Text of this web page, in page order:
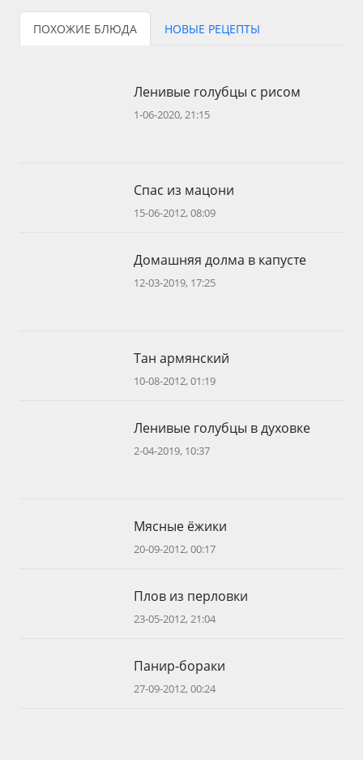
ПОХОЖИЕ БЛЮДА НОВЫЕ РЕЦЕПТЫ
Ленивые голубцы с рисом
1-06-2020, 21:15
Спас из мацони
15-06-2012, 08:09
Домашняя долма в капусте
12-03-2019, 17:25
Тан армянский
10-08-2012, 01:19
Ленивые голубцы в духовке
2-04-2019, 10:37
Мясные ёжики
20-09-2012, 00:17
Плов из перловки
23-05-2012, 21:04
Панир-бораки
27-09-2012, 00:24